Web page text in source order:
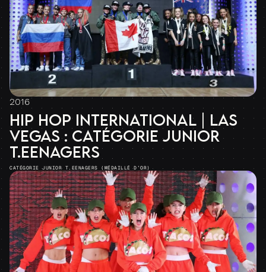
2016
HIP HOP INTERNATIONAL | LAS
VEGAS : CATÉGORIE JUNIOR
T.EENAGERS
CATÉGORIE JUNIOR T.EENAGERS (MÉDAILLÉ D’OR)